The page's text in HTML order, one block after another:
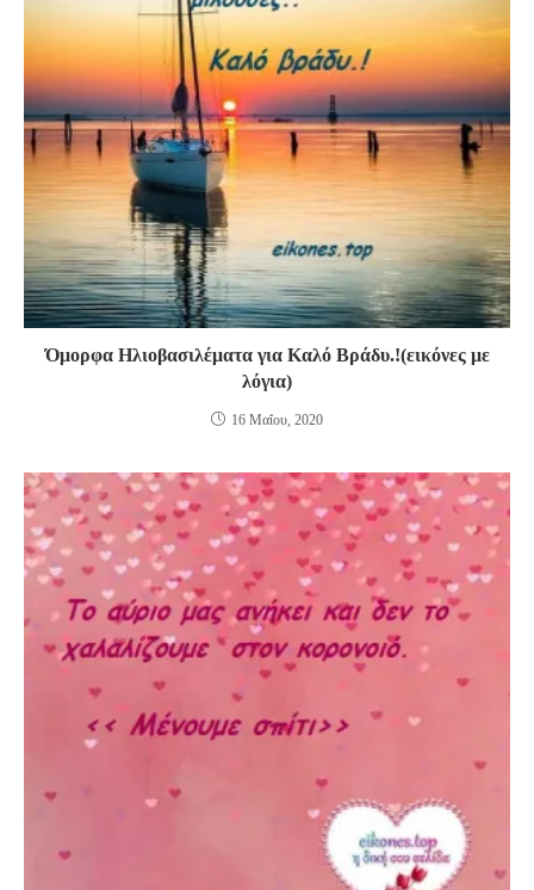
Όμορφα Ηλιοβασιλέματα για Καλό Βράδυ.!(εικόνες με
λόγια)
16 Μαΐου, 2020